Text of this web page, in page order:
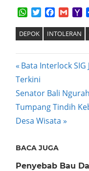
WhatsApp
Twitter
DEPOK INTOLERAN
Post
navigation
Previous
Post:
Bata Interlock
Terkini
Next
Post:
Senator Bali
Tumpang Tindih
Desa Wisata
BACA JUGA
Penyebab Bau